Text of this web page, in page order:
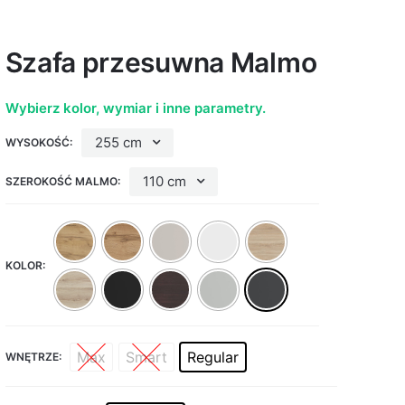
Szafa przesuwna Malmo
Wybierz kolor, wymiar i inne parametry.
WYSOKOŚĆ: 255 cm
SZEROKOŚĆ MALMO: 110 cm
KOLOR:
WNĘTRZE: Max Smart Regular